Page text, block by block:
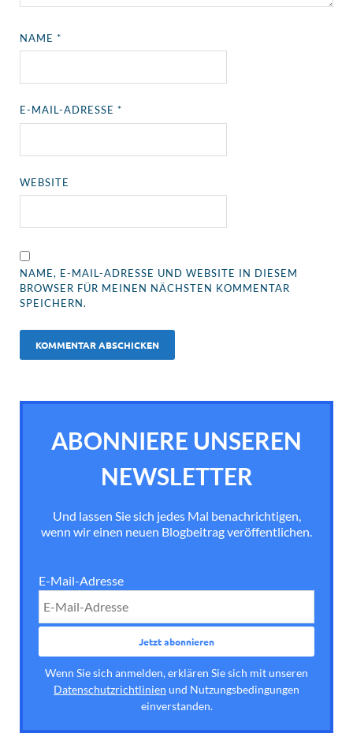
NAME*
E-MAIL-ADRESSE*
WEBSITE
NAME, E-MAIL-ADRESSE UND WEBSITE IN DIESEM
BROWSER FÜR MEINEN NÄCHSTEN KOMMENTAR
SPEICHERN.
ABONNIERE UNSEREN
NEWSLETTER
Und lassen Sie sich jedes Mal benachrichtigen,
wenn wir einen neuen Blogbeitrag veröffentlichen.
E-Mail-Adresse
Wenn Sie sich anmelden, erklären Sie sich mit unseren
Datenschutzrichtlinien und Nutzungsbedingungen
einverstanden.